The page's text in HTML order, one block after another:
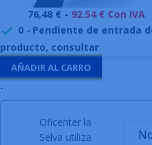
Precio
76,48 € - 92.54 € Con IVA
 0 - Pendiente de entrada
producto, consultar
AÑADIR AL CARRO
-
SIGN UP
Oficenter la
Selva utiliza